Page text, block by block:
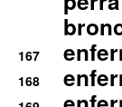
167
168